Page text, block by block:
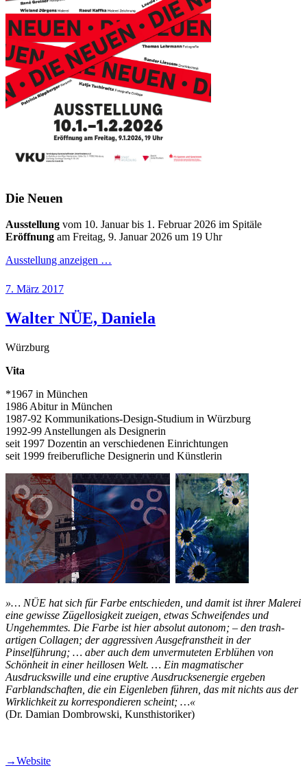
Die Neuen
Ausstellung vom 10. Januar bis 1. Februar 2026 im Spitäle
Eröffnung am Freitag, 9. Januar 2026 um 19 Uhr
Ausstellung anzeigen …
Veröffentlicht
7. März 2017
Walter NÜE, Daniela
Würzburg
Vita
*1967 in München
1986 Abitur in München
1987-92 Kommunikations-Design-Studium in Würzburg
1992-99 Anstellungen als Designerin
seit 1997 Dozentin an verschiedenen Einrichtungen
seit 1999 freiberufliche Designerin und Künstlerin
»… NÜE hat sich für Farbe entschieden, und damit ist ihrer Malerei
eine gewisse Zügellosigkeit zueigen, etwas Schweifendes und
Ungehemmtes. Die Farbe ist hier absolut autonom; – den trash-
artigen Collagen; der aggressiven Ausgefranstheit in der
Pinselführung; … aber auch dem unvermuteten Erblühen von
Schönheit in einer heillosen Welt. … Ein magmatischer
Ausdruckswille und eine eruptive Ausdrucksenergie ergeben
Farblandschaften, die ein Eigenleben führen, das mit nichts aus der
Wirklichkeit zu korrespondieren scheint; …«
(Dr. Damian Dombrowski, Kunsthistoriker)
→Website